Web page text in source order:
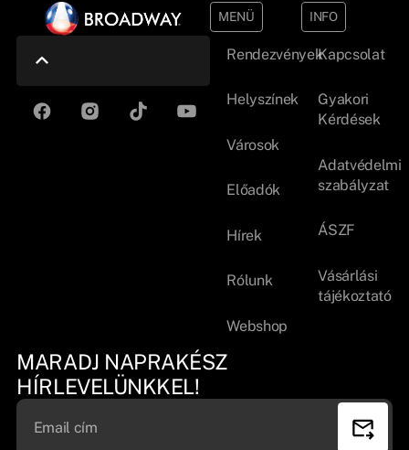
MENÜ
Rendezvények
Helyszínek
Városok
Előadók
Hírek
Rólunk
Webshop
INFO
Kapcsolat
Gyakori
Kérdések
Adatvédelmi
szabályzat
ÁSZF
Vásárlási
tájékoztató
MARADJ NAPRAKÉSZ
HÍRLEVELÜNKKEL!